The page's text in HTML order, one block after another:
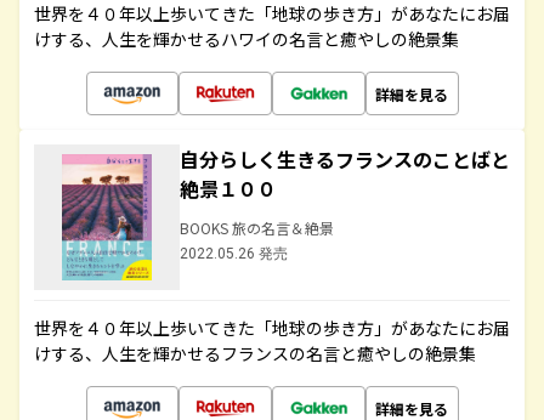
世界を４０年以上歩いてきた「地球の歩き方」があなたにお届
けする、人生を輝かせるハワイの名言と癒やしの絶景集
詳細を見る
自分らしく生きるフランスのことばと
絶景１００
BOOKS 旅の名言＆絶景
2022.05.26 発売
世界を４０年以上歩いてきた「地球の歩き方」があなたにお届
けする、人生を輝かせるフランスの名言と癒やしの絶景集
詳細を見る